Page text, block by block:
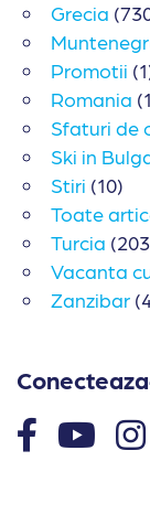
Grecia
Promotii
Romania
Sfaturi de
Ski in
Stiri (10)
Toate
Turcia
Vacanta
Zanzibar